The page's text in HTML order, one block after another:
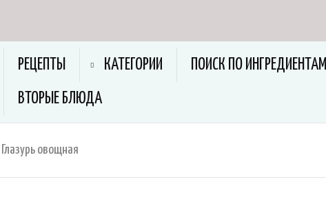
РЕЦЕПТЫ КАТЕГОРИИ ПОИСК ПО ИНГРЕДИЕНТАМ
ВТОРЫЕ БЛЮДА
Глазурь овощная